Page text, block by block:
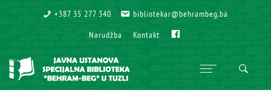
+387 35 277 340
+387 35 277 340 bibliotekar@behrambeg.ba
bibliotekar@behrambeg.ba
Narudžba
Narudžba Kontakt
Kontakt